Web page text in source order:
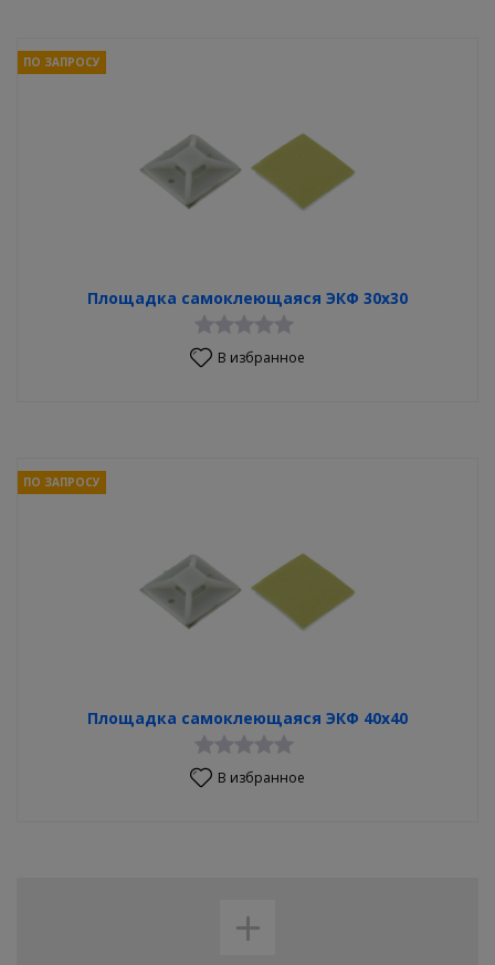
Площадка самоклеющаяся ЭКФ 30х30
ПО ЗАПРОСУ
В избранное
Площадка самоклеющаяся ЭКФ 40х40
ПО ЗАПРОСУ
В избранное
+